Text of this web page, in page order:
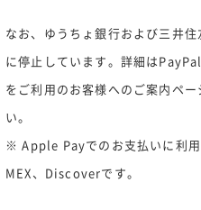
なお、ゆうちょ銀行および三井
に停止しています。詳細は
をご利用のお客様へのご案内ペ
い。
※ Apple Payでのお支払いに利
MEX、Discoverです。